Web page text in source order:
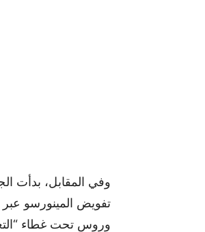
وفي المقابل، بدأت
تفويض المينورسو عبر
وروس تحت غطاء